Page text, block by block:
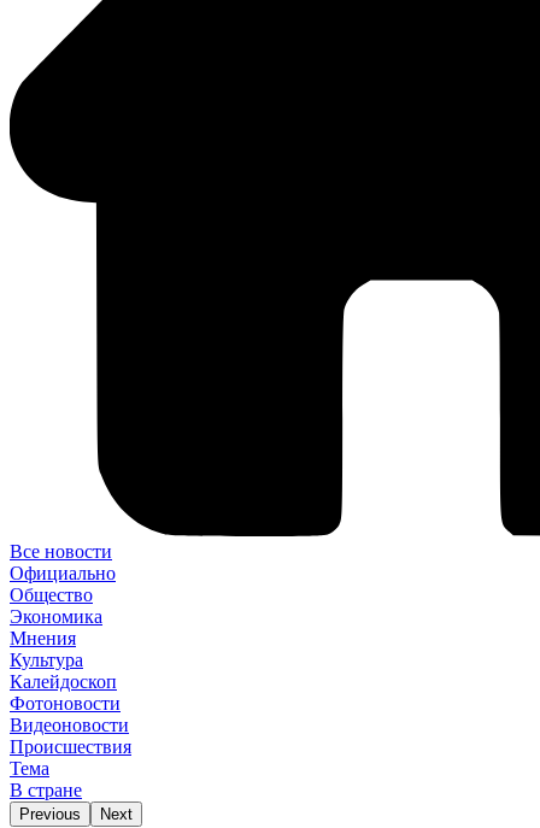
Все новости
Официально
Общество
Экономика
Мнения
Культура
Калейдоскоп
Фотоновости
Видеоновости
Происшествия
Тема
В стране
Previous Next